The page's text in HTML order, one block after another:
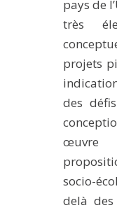
pays de
très
projets
des
œuvre
socio-
delà